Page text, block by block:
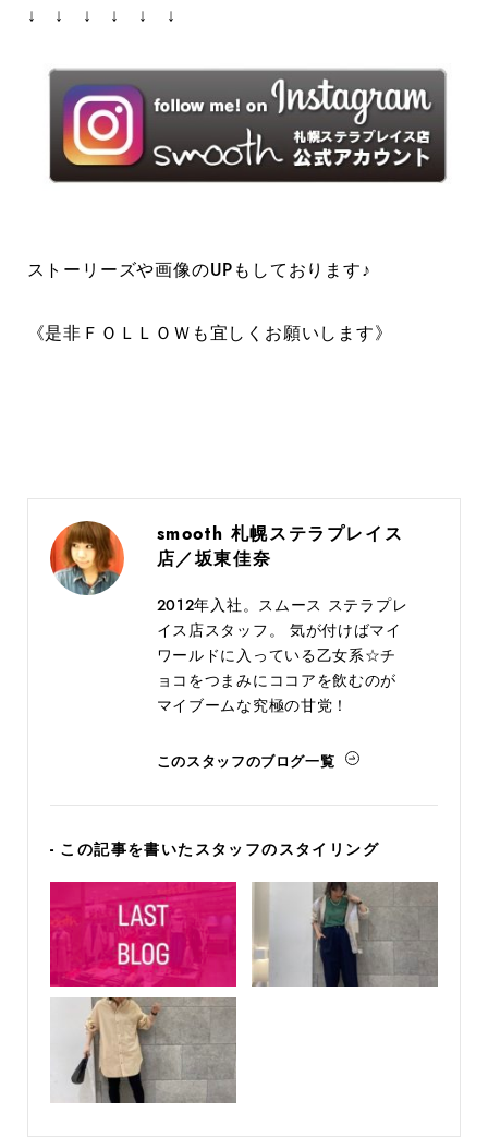
↓ ↓ ↓ ↓ ↓ ↓
ストーリーズや画像のUPもしております♪
《是非ＦＯＬＬＯＷも宜しくお願いします》
smooth 札幌ステラプレイス
店／坂東佳奈
2012年入社。スムース ステラプレ
イス店スタッフ。 気が付けばマイ
ワールドに入っている乙女系☆チ
ョコをつまみにココアを飲むのが
マイブームな究極の甘党！
このスタッフのブログ一覧
- この記事を書いたスタッフのスタイリング